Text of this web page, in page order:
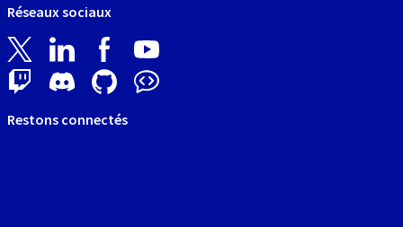
Réseaux sociaux
Restons connectés